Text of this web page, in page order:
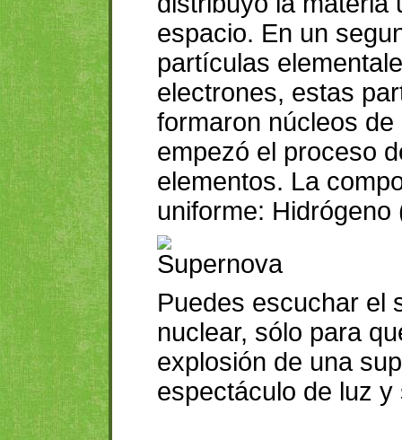
espacio. En un
partículas
electrones, estas
formaron núcleos
empezó el proceso
elementos. La
uniforme:
Puedes escuchar el
nuclear, sólo para
explosión de una
espectáculo de luz y